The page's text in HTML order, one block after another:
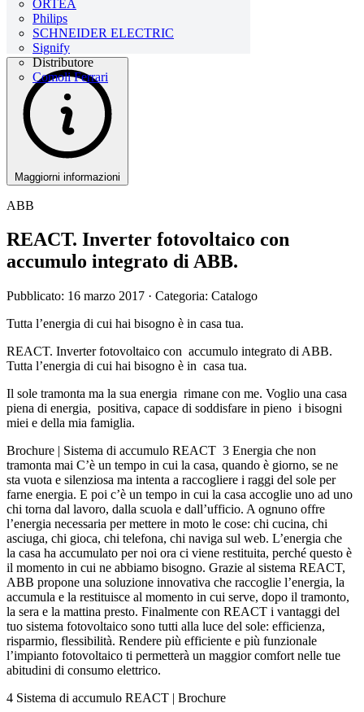
ORTEA
Philips
SCHNEIDER ELECTRIC
Signify
Distributore
Comoli Ferrari
Maggiorni informazioni
ABB
REACT. Inverter fotovoltaico con
accumulo integrato di ABB.
Pubblicato: 16 marzo 2017 · Categoria: Catalogo
Tutta l’energia di cui hai bisogno è in casa tua.
REACT. Inverter fotovoltaico con accumulo integrato di ABB.
Tutta l’energia di cui hai bisogno è in casa tua.
Il sole tramonta ma la sua energia rimane con me. Voglio una casa
piena di energia, positiva, capace di soddisfare in pieno i bisogni
miei e della mia famiglia.
Brochure | Sistema di accumulo REACT 3 Energia che non
tramonta mai C’è un tempo in cui la casa, quando è giorno, se ne
sta vuota e silenziosa ma intenta a raccogliere i raggi del sole per
farne energia. E poi c’è un tempo in cui la casa accoglie uno ad uno
chi torna dal lavoro, dalla scuola e dall’ufficio. A ognuno offre
l’energia necessaria per mettere in moto le cose: chi cucina, chi
asciuga, chi gioca, chi telefona, chi naviga sul web. L’energia che
la casa ha accumulato per noi ora ci viene restituita, perché questo è
il momento in cui ne abbiamo bisogno. Grazie al sistema REACT,
ABB propone una soluzione innovativa che raccoglie l’energia, la
accumula e la restituisce al momento in cui serve, dopo il tramonto,
la sera e la mattina presto. Finalmente con REACT i vantaggi del
tuo sistema fotovoltaico sono tutti alla luce del sole: efficienza,
risparmio, flessibilità. Rendere più efficiente e più funzionale
l’impianto fotovoltaico ti permetterà un maggior comfort nelle tue
abitudini di consumo elettrico.
4 Sistema di accumulo REACT | Brochure